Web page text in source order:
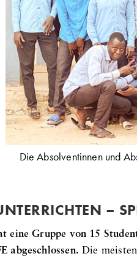
Die Absolventinnen und
–
eine Gruppe von 15
abgeschlossen.Die